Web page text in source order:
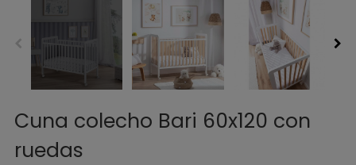
Cuna colecho Bari 60x120 con
ruedas